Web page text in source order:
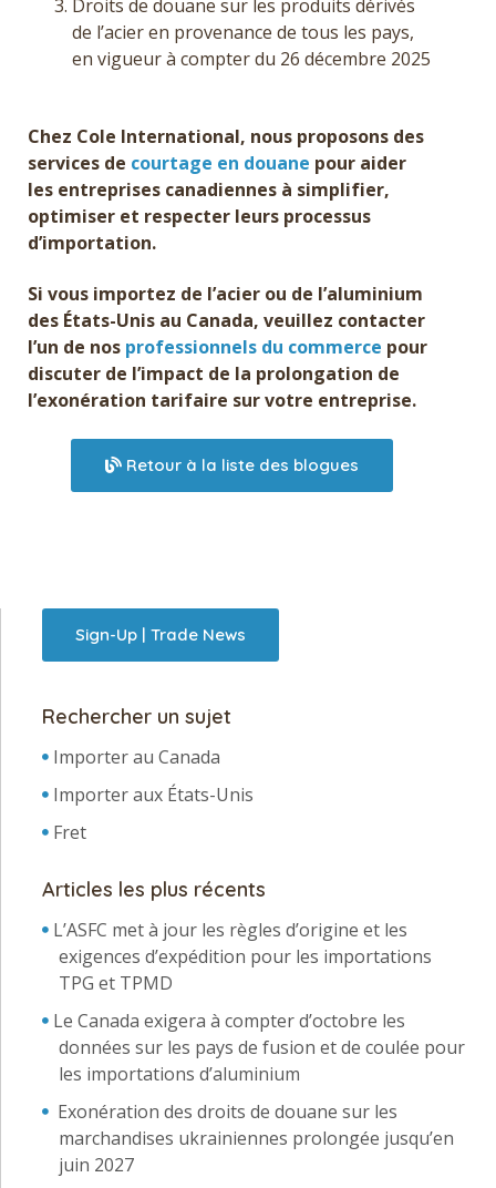
Droits de douane sur les produits dérivés
de l’acier en provenance de tous les pays,
en vigueur à compter du 26 décembre 2025
Chez Cole International, nous proposons des
services de courtage en douane pour aider
les entreprises canadiennes à simplifier,
optimiser et respecter leurs processus
d’importation.
Si vous importez de l’acier ou de l’aluminium
des États-Unis au Canada, veuillez contacter
l’un de nos professionnels du commerce pour
discuter de l’impact de la prolongation de
l’exonération tarifaire sur votre entreprise.
Retour à la liste des blogues
Sign-Up | Trade News
Rechercher un sujet
Importer au Canada
Importer aux États-Unis
Fret
Articles les plus récents
L’ASFC met à jour les règles d’origine et les
exigences d’expédition pour les importations
TPG et TPMD
Le Canada exigera à compter d’octobre les
données sur les pays de fusion et de coulée pour
les importations d’aluminium
Exonération des droits de douane sur les
marchandises ukrainiennes prolongée jusqu’en
juin 2027